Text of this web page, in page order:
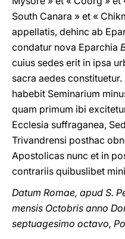
South Canara » et «
appellatis, dehinc ab
condatur nova Eparchia
cuius sedes erit in ipsa
sacra aedes
habebit Seminarium
quam primum ibi
Ecclesia suffraganea,
Trivandrensi posthac
Apostolicas nunc et in
contrariis quibuslibet
Datum Romae, apud S.
mensis Octobris anno
septuagesimo octavo,